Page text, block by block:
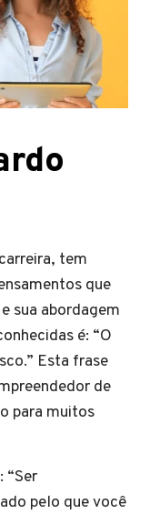
tem
que
sua abordagem
é: “O
Esta frase
de
para muitos
“Ser
pelo que você